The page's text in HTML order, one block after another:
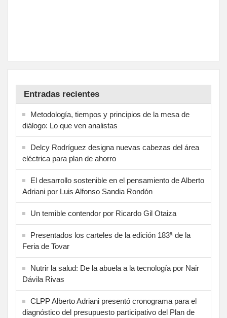
Entradas recientes
Metodología, tiempos y principios de la mesa de
diálogo: Lo que ven analistas
Delcy Rodríguez designa nuevas cabezas del área
eléctrica para plan de ahorro
El desarrollo sostenible en el pensamiento de Alberto
Adriani por Luis Alfonso Sandia Rondón
Un temible contendor por Ricardo Gil Otaiza
Presentados los carteles de la edición 183ª de la
Feria de Tovar
Nutrir la salud: De la abuela a la tecnología por Nair
Dávila Rivas
CLPP Alberto Adriani presentó cronograma para el
diagnóstico del presupuesto participativo del Plan de